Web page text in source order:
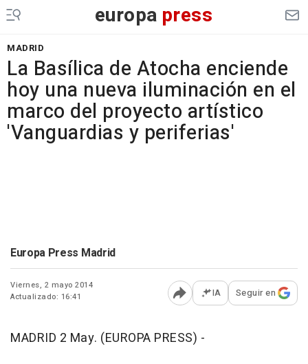
europa press
MADRID
La Basílica de Atocha enciende
hoy una nueva iluminación en el
marco del proyecto artístico
'Vanguardias y periferias'
Europa Press Madrid
Viernes, 2 mayo 2014
Actualizado: 16:41
Abrir opciones para
IA Seguir en
MADRID 2 May. (EUROPA PRESS) -